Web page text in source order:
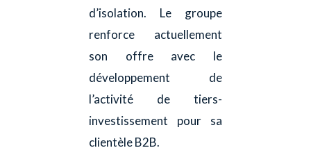
d’isolation. Le groupe
renforce actuellement
son offre avec le
développement de
l’activité de tiers-
investissement pour sa
clientèle B2B.